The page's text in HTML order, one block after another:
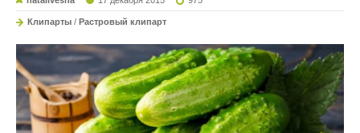
Клипарты / Растровый клипарт